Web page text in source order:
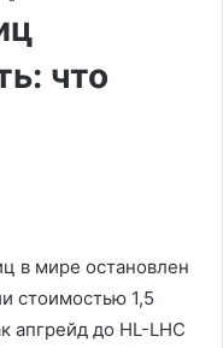
что
в мире остановлен
стоимостью 1,5
апгрейд до HL-LHC